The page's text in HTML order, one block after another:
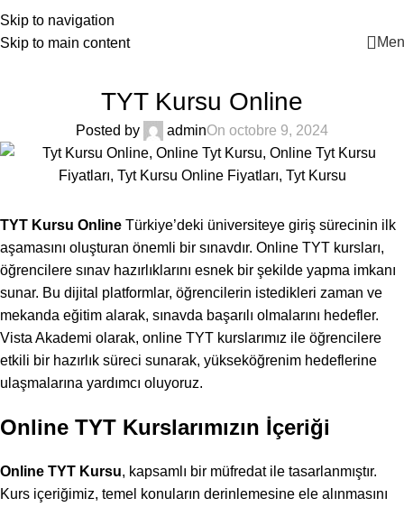
Skip to navigation
Skip to main content
+90 546 902 59 98 | bilgi@vistaakademi.com
TYT Kursu Online
Posted by adminOn octobre 9, 2024
TYT Kursu Online Türkiye’deki üniversiteye giriş sürecinin ilk
aşamasını oluşturan önemli bir sınavdır. Online TYT kursları,
öğrencilere sınav hazırlıklarını esnek bir şekilde yapma imkanı
sunar. Bu dijital platformlar, öğrencilerin istedikleri zaman ve
mekanda eğitim alarak, sınavda başarılı olmalarını hedefler.
Vista Akademi olarak, online TYT kurslarımız ile öğrencilere
etkili bir hazırlık süreci sunarak, yükseköğrenim hedeflerine
ulaşmalarına yardımcı oluyoruz.
Online TYT Kurslarımızın İçeriği
Online TYT Kursu, kapsamlı bir müfredat ile tasarlanmıştır.
Kurs içeriğimiz, temel konuların derinlemesine ele alınmasını